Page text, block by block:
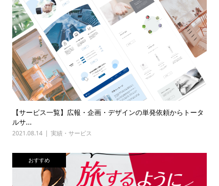
【サービス一覧】広報・企画・デザインの単発依頼からトータ
ルサ...
2021.08.14 実績・サービス
おすすめ